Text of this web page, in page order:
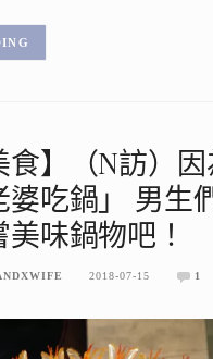
食】（N訪）
婆吃鍋」 男生
味鍋物吧！
2018-07-15 1